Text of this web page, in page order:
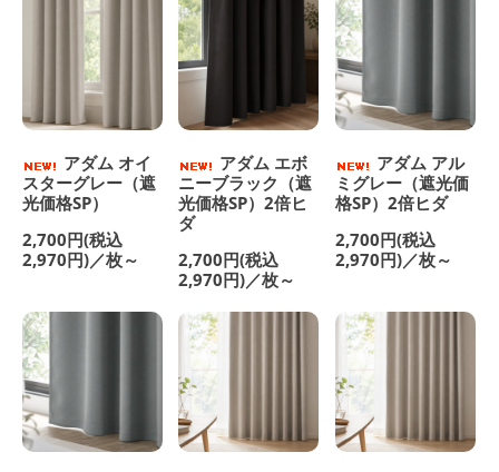
アダム オイ
スターグレー（遮
光価格SP）
2,700円(税込
2,970円)／枚～
アダム エボ
ニーブラック（遮
光価格SP）2倍ヒ
ダ
2,700円(税込
2,970円)／枚～
アダム アル
ミグレー（遮光価
格SP）2倍ヒダ
2,700円(税込
2,970円)／枚～